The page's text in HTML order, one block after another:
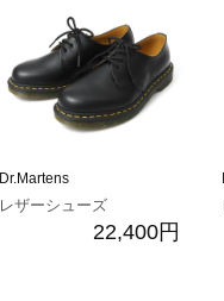
Dr.Martens
レザーシューズ
22,400円